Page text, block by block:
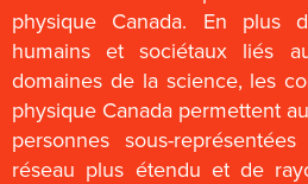
physique Canada. En plus
humains et sociétaux liés
domaines de la science, les
physique Canada permettent
personnes sous-
réseau plus étendu et de